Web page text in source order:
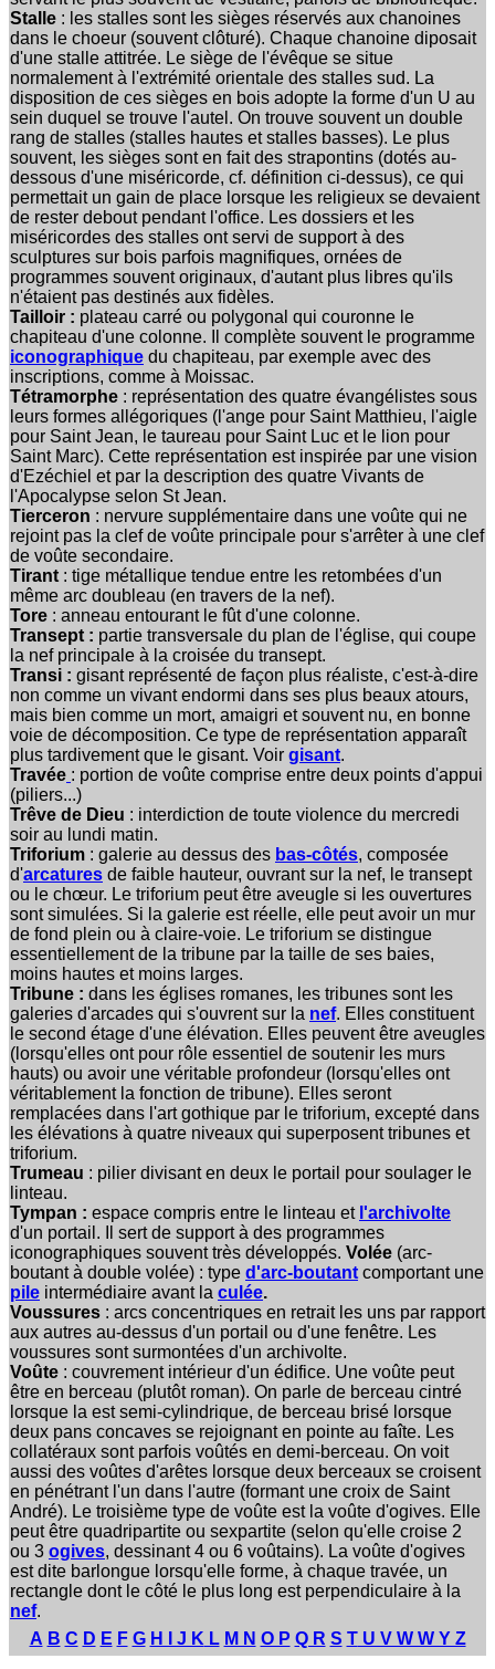
Stalle : les stalles sont les sièges réservés aux chanoines
dans le choeur (souvent clôturé). Chaque chanoine diposait
d'une stalle attitrée. Le siège de l'évêque se situe
normalement à l'extrémité orientale des stalles sud. La
disposition de ces sièges en bois adopte la forme d'un U au
sein duquel se trouve l'autel. On trouve souvent un double
rang de stalles (stalles hautes et stalles basses). Le plus
souvent, les sièges sont en fait des strapontins (dotés au-
dessous d'une miséricorde, cf. définition ci-dessus), ce qui
permettait un gain de place lorsque les religieux se devaient
de rester debout pendant l'office. Les dossiers et les
miséricordes des stalles ont servi de support à des
sculptures sur bois parfois magnifiques, ornées de
programmes souvent originaux, d'autant plus libres qu'ils
n'étaient pas destinés aux fidèles.
Tailloir : plateau carré ou polygonal qui couronne le
chapiteau d'une colonne. Il complète souvent le programme
iconographique du chapiteau, par exemple avec des
inscriptions, comme à Moissac.
Tétramorphe : représentation des quatre évangélistes sous
leurs formes allégoriques (l'ange pour Saint Matthieu, l'aigle
pour Saint Jean, le taureau pour Saint Luc et le lion pour
Saint Marc). Cette représentation est inspirée par une vision
d'Ezéchiel et par la description des quatre Vivants de
l'Apocalypse selon St Jean.
Tierceron : nervure supplémentaire dans une voûte qui ne
rejoint pas la clef de voûte principale pour s'arrêter à une clef
de voûte secondaire.
Tirant : tige métallique tendue entre les retombées d'un
même arc doubleau (en travers de la nef).
Tore : anneau entourant le fût d'une colonne.
Transept : partie transversale du plan de l'église, qui coupe
la nef principale à la croisée du transept.
Transi : gisant représenté de façon plus réaliste, c'est-à-dire
non comme un vivant endormi dans ses plus beaux atours,
mais bien comme un mort, amaigri et souvent nu, en bonne
voie de décomposition. Ce type de représentation apparaît
plus tardivement que le gisant. Voir gisant.
Travée : portion de voûte comprise entre deux points d'appui
(piliers...)
Trêve de Dieu : interdiction de toute violence du mercredi
soir au lundi matin.
Triforium : galerie au dessus des bas-côtés, composée
d'arcatures de faible hauteur, ouvrant sur la nef, le transept
ou le chœur. Le triforium peut être aveugle si les ouvertures
sont simulées. Si la galerie est réelle, elle peut avoir un mur
de fond plein ou à claire-voie. Le triforium se distingue
essentiellement de la tribune par la taille de ses baies,
moins hautes et moins larges.
Tribune : dans les églises romanes, les tribunes sont les
galeries d'arcades qui s'ouvrent sur la nef. Elles constituent
le second étage d'une élévation. Elles peuvent être aveugles
(lorsqu'elles ont pour rôle essentiel de soutenir les murs
hauts) ou avoir une véritable profondeur (lorsqu'elles ont
véritablement la fonction de tribune). Elles seront
remplacées dans l'art gothique par le triforium, excepté dans
les élévations à quatre niveaux qui superposent tribunes et
triforium.
Trumeau : pilier divisant en deux le portail pour soulager le
linteau.
Tympan : espace compris entre le linteau et l'archivolte
d'un portail. Il sert de support à des programmes
iconographiques souvent très développés. Volée (arc-
boutant à double volée) : type d'arc-boutant comportant une
pile intermédiaire avant la culée.
Voussures : arcs concentriques en retrait les uns par rapport
aux autres au-dessus d'un portail ou d'une fenêtre. Les
voussures sont surmontées d'un archivolte.
Voûte : couvrement intérieur d'un édifice. Une voûte peut
être en berceau (plutôt roman). On parle de berceau cintré
lorsque la est semi-cylindrique, de berceau brisé lorsque
deux pans concaves se rejoignant en pointe au faîte. Les
collatéraux sont parfois voûtés en demi-berceau. On voit
aussi des voûtes d'arêtes lorsque deux berceaux se croisent
en pénétrant l'un dans l'autre (formant une croix de Saint
André). Le troisième type de voûte est la voûte d'ogives. Elle
peut être quadripartite ou sexpartite (selon qu'elle croise 2
ou 3 ogives, dessinant 4 ou 6 voûtains). La voûte d'ogives
est dite barlongue lorsqu'elle forme, à chaque travée, un
rectangle dont le côté le plus long est perpendiculaire à la
nef.
A B C D E F G H I J K L M N O P Q R S TU V W W Y Z